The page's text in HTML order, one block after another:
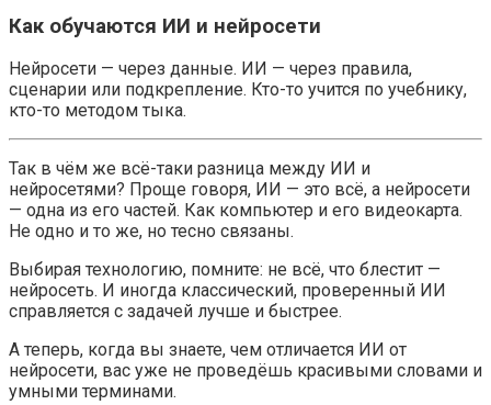
Как обучаются ИИ и нейросети
Нейросети — через данные. ИИ — через правила,
сценарии или подкрепление. Кто-то учится по учебнику,
кто-то методом тыка.
Так в чём же всё-таки разница между ИИ и
нейросетями? Проще говоря, ИИ — это всё, а нейросети
— одна из его частей. Как компьютер и его видеокарта.
Не одно и то же, но тесно связаны.
Выбирая технологию, помните: не всё, что блестит —
нейросеть. И иногда классический, проверенный ИИ
справляется с задачей лучше и быстрее.
А теперь, когда вы знаете, чем отличается ИИ от
нейросети, вас уже не проведёшь красивыми словами и
умными терминами.